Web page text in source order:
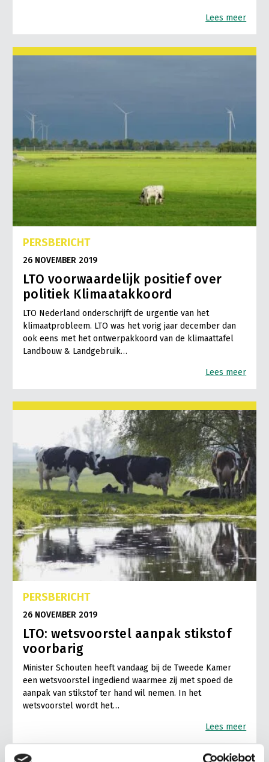
Lees meer
PERSBERICHT
26 NOVEMBER 2019
LTO voorwaardelijk positief over
politiek Klimaatakkoord
LTO Nederland onderschrijft de urgentie van het
klimaatprobleem. LTO was het vorig jaar december dan
ook eens met het ontwerpakkoord van de klimaattafel
Landbouw & Landgebruik…
Lees meer
PERSBERICHT
26 NOVEMBER 2019
LTO: wetsvoorstel aanpak stikstof
voorbarig
Minister Schouten heeft vandaag bij de Tweede Kamer
een wetsvoorstel ingediend waarmee zij met spoed de
aanpak van stikstof ter hand wil nemen. In het
wetsvoorstel wordt het…
Lees meer